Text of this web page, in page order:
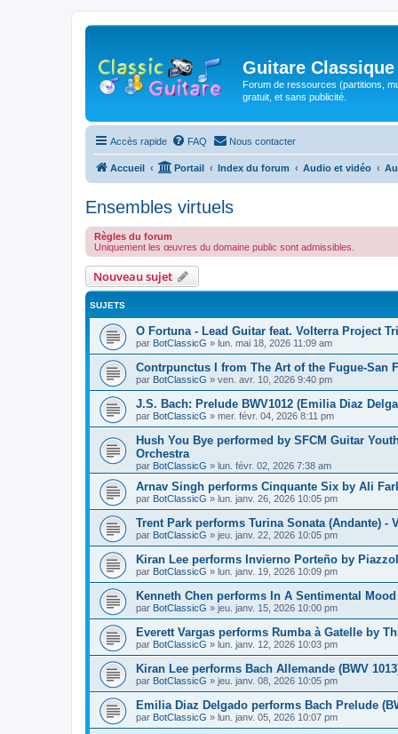
Guitare Classique
Forum de ressources (partitions,
gratuit, et sans publicité.
Accès rapide FAQ Nous contacter
Accueil Portail Index du forum Audio et vidéo
Ensembles virtuels
Règles du forum
Uniquement les œuvres du domaine public sont admissibles.
Nouveau sujet
SUJETS
O Fortuna - Lead Guitar feat. Volterra Project
par BotClassicG » lun. mai 18, 2026 11:09 am
Contrpunctus I from The Art of the Fugue-San
par BotClassicG » ven. avr. 10, 2026 9:40 pm
J.S. Bach: Prelude BWV1012 (Emilia Diaz
par BotClassicG » mer. févr. 04, 2026 8:11 pm
Hush You Bye performed by SFCM Guitar
Orchestra
par BotClassicG » lun. févr. 02, 2026 7:38 am
Arnav Singh performs Cinquante Six by Ali
par BotClassicG » lun. janv. 26, 2026 10:05 pm
Trent Park performs Turina Sonata (Andante) -
par BotClassicG » jeu. janv. 22, 2026 10:05 pm
Kiran Lee performs Invierno Porteño by
par BotClassicG » lun. janv. 19, 2026 10:09 pm
Kenneth Chen performs In A Sentimental
par BotClassicG » jeu. janv. 15, 2026 10:00 pm
Everett Vargas performs Rumba à Gatelle by
par BotClassicG » lun. janv. 12, 2026 10:03 pm
Kiran Lee performs Bach Allemande (BWV
par BotClassicG » jeu. janv. 08, 2026 10:05 pm
Emilia Diaz Delgado performs Bach Prelude
par BotClassicG » lun. janv. 05, 2026 10:07 pm